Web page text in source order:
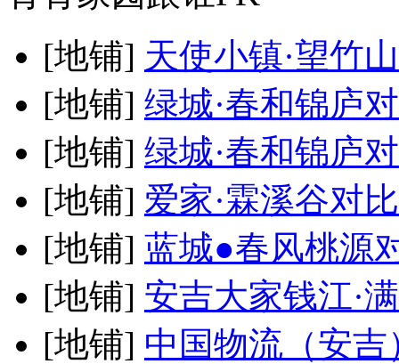
[地铺] 天使小镇·望竹
[地铺] 绿城·春和锦庐
[地铺] 绿城·春和锦庐
[地铺] 爱家·霖溪谷对比
[地铺] 蓝城●春风桃源
[地铺] 安吉大家钱江·
[地铺] 中国物流（安